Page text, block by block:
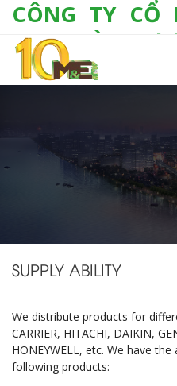
CÔNG TY CỔ
LẠNH VÀ
Số 10/357 Tam
Hoàng Mai, TP. Hà Nội
Email:
SUPPLY ABILITY
We distribute products for
CARRIER, HITACHI, DAIKIN,
HONEYWELL, etc. We have
following products: